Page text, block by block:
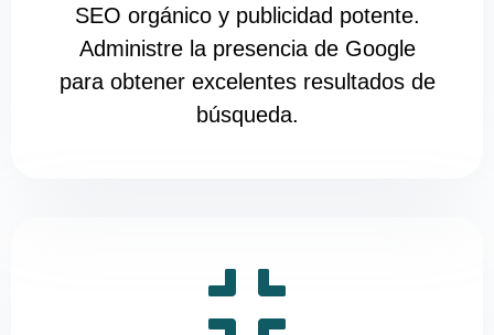
SEO orgánico y publicidad potente.
Administre la presencia de Google
para obtener excelentes resultados de
búsqueda.